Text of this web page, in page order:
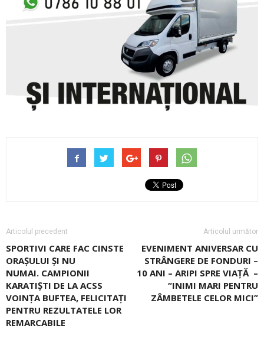
Articolul precedent
SPORTIVI CARE FAC CINSTE
ORAȘULUI ȘI NU
NUMAI. CAMPIONII
KARATIȘTI DE LA ACSS
VOINȚA BUFTEA, FELICITAȚI
PENTRU REZULTATELE LOR
REMARCABILE
Articolul următor
EVENIMENT ANIVERSAR CU
STRÂNGERE DE FONDURI –
10 ANI – ARIPI SPRE VIAȚĂ –
“INIMI MARI PENTRU
ZÂMBETELE CELOR MICI”